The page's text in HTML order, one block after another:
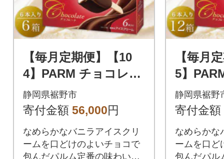
【毎月定期便】【10
4】PARM チョコレー
ト(マルチ) 6本×6箱全
3回
静岡県裾野市
寄付金額 56,000円
なめらかなバニラアイスクリ
ームを口どけのよいチョコで
包んだパルム定番の味わいで
【毎月
5】
ト(マル
全3回
静岡県裾野
寄付金額
なめらかな
ームを口ど
包んだパル